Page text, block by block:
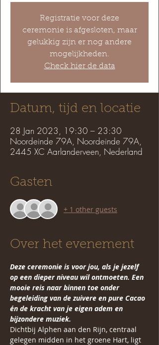
Registratie voor deze
ceremonie is afgesloten, maar
gelukkig zijn er nog andere
mogelijkheden.
Check hier de data
Datum, tijd en locatie
28 Jan 2023, 19:30 – 23:30
Noordeinde 79A, Noordeinde 79A,
2445 XC Aarlanderveen, Nederland
Gasten
+ 1 other guests
Over het evenement
Deze ceremonie is voor jou, als je jezelf
op een dieper niveau wil ontmoeten. Een
mooie reis naar binnen toe onder
begeleiding van de zuivere en pure Cacao
én de kracht van je eigen adem en
bijzondere muziek.
Dichtbij Alphen aan den Rijn, centraal
gelegen midden in het groene Hart, ligt